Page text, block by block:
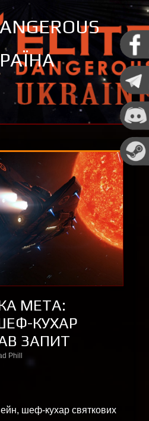
Elite Dangerous
МЕТА:
КУХАР
ЗАПИТ
Phill
шеф-кухар святкових